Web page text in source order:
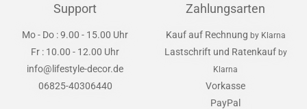
Support
Mo - Do : 9.00 - 15.00 Uhr
Fr : 10.00 - 12.00 Uhr
info@lifestyle-decor.de
06825-40306440
Zahlungsarten
Kauf auf Rechnung by Klarna
Lastschrift und Ratenkauf by
Klarna
Vorkasse
PayPal